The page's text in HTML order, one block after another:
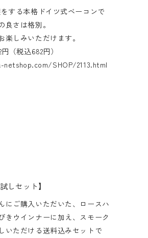
する本格ドイツ式ベーコンで
さは格別。
しみいただけます。
（税込682円）
SHOP/2113.html
しセット】
にご購入いただいた、ロースハ
きウインナーに加え、スモーク
いただける送料込みセットで